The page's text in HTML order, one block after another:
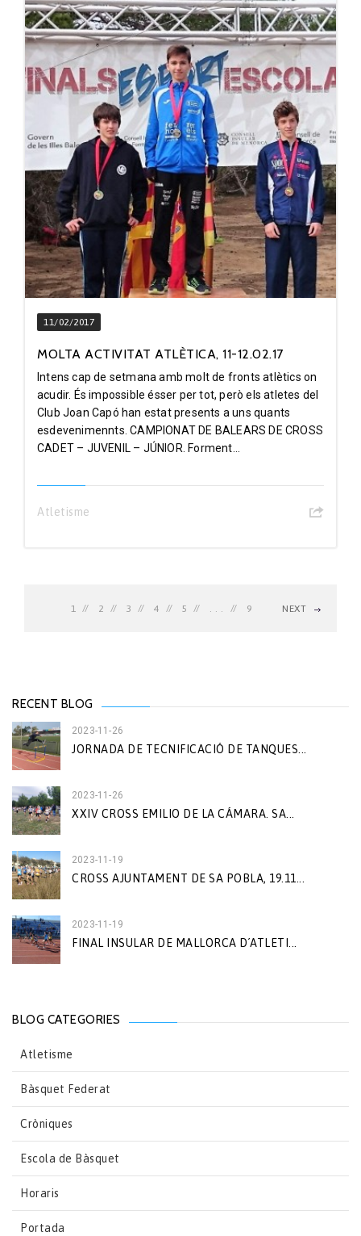
11/02/2017
MOLTA ACTIVITAT ATLÈTICA, 11-12.02.17
Intens cap de setmana amb molt de fronts atlètics on
acudir. És impossible ésser per tot, però els atletes del
Club Joan Capó han estat presents a uns quants
esdevenimennts. CAMPIONAT DE BALEARS DE CROSS
CADET – JUVENIL – JÚNIOR. Forment...
Atletisme
1 2 3 4 5 . . . 9 NEXT
RECENT BLOG
2023-11-26
JORNADA DE TECNIFICACIÓ DE TANQUES...
2023-11-26
XXIV CROSS EMILIO DE LA CÁMARA. SA...
2023-11-19
CROSS AJUNTAMENT DE SA POBLA, 19.11...
2023-11-19
FINAL INSULAR DE MALLORCA D´ATLETI...
BLOG CATEGORIES
Atletisme
Bàsquet Federat
Cròniques
Escola de Bàsquet
Horaris
Portada